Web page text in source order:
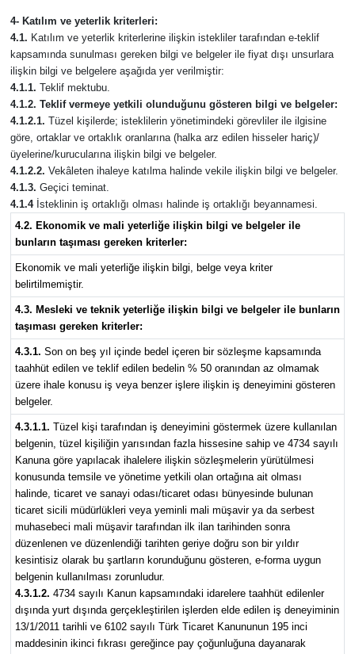
4- Katılım ve yeterlik kriterleri:
4.1. Katılım ve yeterlik kriterlerine ilişkin istekliler tarafından e-teklif
kapsamında sunulması gereken bilgi ve belgeler ile fiyat dışı unsurlara
ilişkin bilgi ve belgelere aşağıda yer verilmiştir:
4.1.1. Teklif mektubu.
4.1.2. Teklif vermeye yetkili olunduğunu gösteren bilgi ve belgeler:
4.1.2.1. Tüzel kişilerde; isteklilerin yönetimindeki görevliler ile ilgisine
göre, ortaklar ve ortaklık oranlarına (halka arz edilen hisseler hariç)/
üyelerine/kurucularına ilişkin bilgi ve belgeler.
4.1.2.2. Vekâleten ihaleye katılma halinde vekile ilişkin bilgi ve belgeler.
4.1.3. Geçici teminat.
4.1.4İsteklinin iş ortaklığı olması halinde iş ortaklığı beyannamesi.
4.2. Ekonomik ve mali yeterliğe ilişkin bilgi ve belgeler ile
bunların taşıması gereken kriterler:
Ekonomik ve mali yeterliğe ilişkin bilgi, belge veya kriter
belirtilmemiştir.
4.3. Mesleki ve teknik yeterliğe ilişkin bilgi ve belgeler ile bunların
taşıması gereken kriterler:
4.3.1. Son on beş yıl içinde bedel içeren bir sözleşme kapsamında
taahhüt edilen ve teklif edilen bedelin % 50 oranından az olmamak
üzere ihale konusu iş veya benzer işlere ilişkin iş deneyimini gösteren
belgeler.
4.3.1.1. Tüzel kişi tarafından iş deneyimini göstermek üzere kullanılan
belgenin, tüzel kişiliğin yarısından fazla hissesine sahip ve 4734 sayılı
Kanuna göre yapılacak ihalelere ilişkin sözleşmelerin yürütülmesi
konusunda temsile ve yönetime yetkili olan ortağına ait olması
halinde, ticaret ve sanayi odası/ticaret odası bünyesinde bulunan
ticaret sicili müdürlükleri veya yeminli mali müşavir ya da serbest
muhasebeci mali müşavir tarafından ilk ilan tarihinden sonra
düzenlenen ve düzenlendiği tarihten geriye doğru son bir yıldır
kesintisiz olarak bu şartların korunduğunu gösteren, e-forma uygun
belgenin kullanılması zorunludur.
4.3.1.2. 4734 sayılı Kanun kapsamındaki idarelere taahhüt edilenler
dışında yurt dışında gerçekleştirilen işlerden elde edilen iş deneyiminin
13/1/2011 tarihli ve 6102 sayılı Türk Ticaret Kanununun 195 inci
maddesinin ikinci fıkrası gereğince pay çoğunluğuna dayanarak